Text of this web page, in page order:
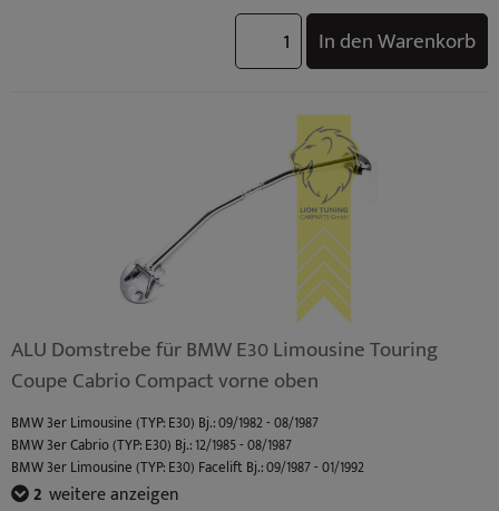
In den Warenkorb
ALU Domstrebe für BMW E30 Limousine Touring
Coupe Cabrio Compact vorne oben
BMW 3er Limousine (TYP: E30) Bj.: 09/1982 - 08/1987
BMW 3er Cabrio (TYP: E30) Bj.: 12/1985 - 08/1987
BMW 3er Limousine (TYP: E30) Facelift Bj.: 09/1987 - 01/1992
BMW 3er Touring (TYP: E30) Bj.: 07/1987 - 06/1994
2 weitere anzeigen